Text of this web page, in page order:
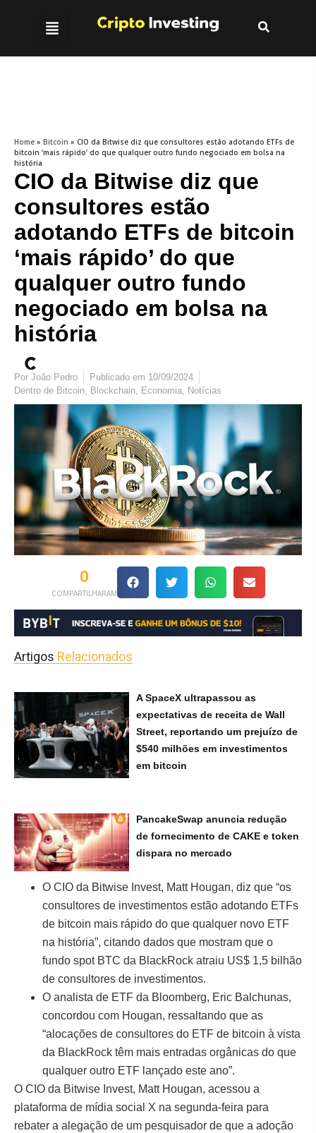
Home » Bitcoin » CIO da Bitwise diz que consultores estão adotando ETFs de
bitcoin ‘mais rápido’ do que qualquer outro fundo negociado em bolsa na
história
CIO da Bitwise diz que
consultores estão
adotando ETFs de bitcoin
‘mais rápido’ do que
qualquer outro fundo
negociado em bolsa na
história
Por João Pedro Publicado em 10/09/2024
Dentro de Bitcoin, Blockchain, Economia, Notícias
COMPARTILHARAM
0
Artigos Relacionados
A SpaceX ultrapassou as
expectativas de receita de Wall
Street, reportando um prejuízo de
$540 milhões em investimentos
em bitcoin
PancakeSwap anuncia redução
de fornecimento de CAKE e token
dispara no mercado
O CIO da Bitwise Invest, Matt Hougan, diz que “os
consultores de investimentos estão adotando ETFs
de bitcoin mais rápido do que qualquer novo ETF
na história”, citando dados que mostram que o
fundo spot BTC da BlackRock atraiu US$ 1,5 bilhão
de consultores de investimentos.
O analista de ETF da Bloomberg, Eric Balchunas,
concordou com Hougan, ressaltando que as
“alocações de consultores do ETF de bitcoin à vista
da BlackRock têm mais entradas orgânicas do que
qualquer outro ETF lançado este ano”.
O CIO da Bitwise Invest, Matt Hougan, acessou a
plataforma de mídia social X na segunda-feira para
rebater a alegação de um pesquisador de que a adoção